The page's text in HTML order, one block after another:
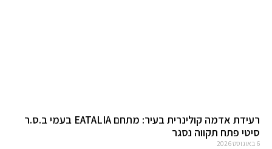
רעידת אדמה קולינרית בעיר: מתחם EATALIA בעמי ב.ס.ר
סיטי פתח תקווה נסגר
6 באוגוסט 2026